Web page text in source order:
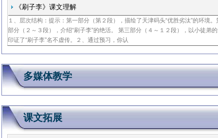
一个白点，黄豆大小
《刷子李》课文理解
１、层次结构：提示：第一部分（第２段），描绘了天津码头“优胜劣汰”的环境。
部分（２～３段），介绍“刷子李”的绝活。 第三部分（４～１２段），以小徒弟
印证了“刷子李”名不虚传。２、通过预习，你认
多媒体教学
课文拓展